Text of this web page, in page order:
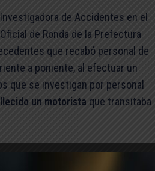
de Accidentes en el
de Ronda de la Prefectura
que recabó personal de
a poniente, al efectuar un
que se investigan por personal
un motorista que transitaba